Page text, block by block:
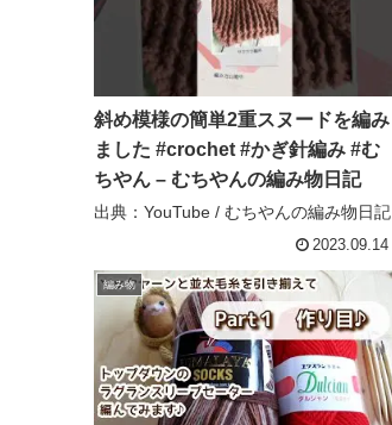
斜め模様の簡単2重スヌードを編み
ました #crochet #かぎ針編み #む
ちやん – むちやんの編み物日記
出典：YouTube / むちやんの編み物日記
2023.09.14
編み物